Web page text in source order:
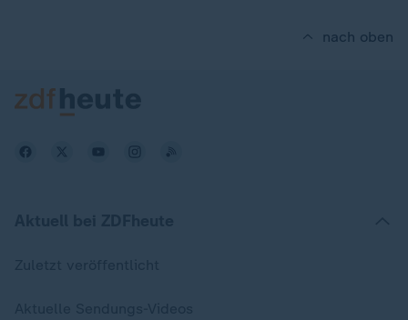
nach oben